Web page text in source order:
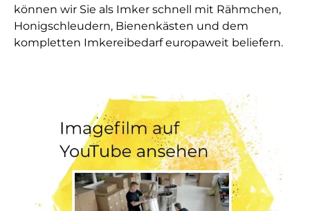
können wir Sie als Imker schnell mit Rähmchen,
Honigschleudern, Bienenkästen und dem
kompletten Imkereibedarf europaweit beliefern.